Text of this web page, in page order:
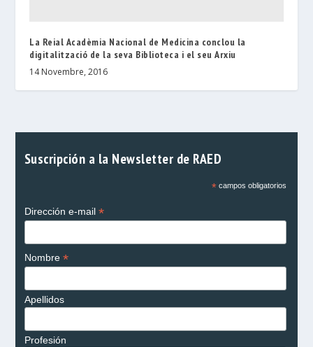
La Reial Acadèmia Nacional de Medicina conclou la
digitalització de la seva Biblioteca i el seu Arxiu
14 Novembre, 2016
Suscripción a la Newsletter de RAED
*campos obligatorios
Dirección e-mail *
Nombre *
Apellidos
Profesión